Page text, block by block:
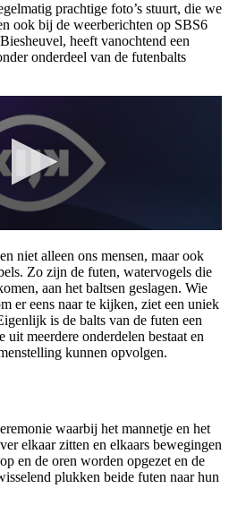
prachtige foto’s stuurt, die we
ook bij de weerberichten op SBS6
heeft vanochtend een
onderdeel van de futenbalts
niet alleen ons mensen, maar ook
Zo zijn de futen, watervogels die
aan het baltsen geslagen. Wie
er eens naar te kijken, ziet een uniek
is de balts van de futen een
meerdere onderdelen bestaat en
kunnen opvolgen.
waarbij het mannetje en het
elkaar zitten en elkaars bewegingen
en de oren worden opgezet en de
plukken beide futen naar hun